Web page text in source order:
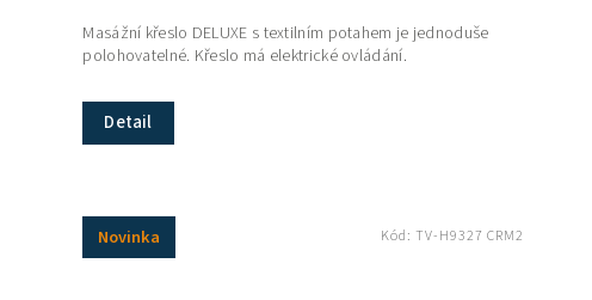
Detail
Masážní křeslo DELUXE s textilním potahem je jednoduše
polohovatelné. Křeslo má elektrické ovládání.
Novinka Kód: TV-H9327 CRM2